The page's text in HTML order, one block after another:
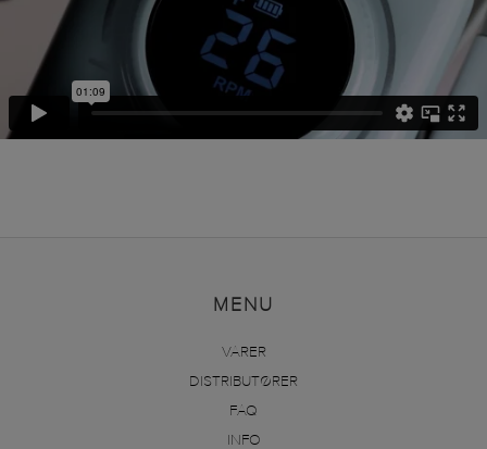
MENU
VARER
DISTRIBUTØRER
FAQ
INFO